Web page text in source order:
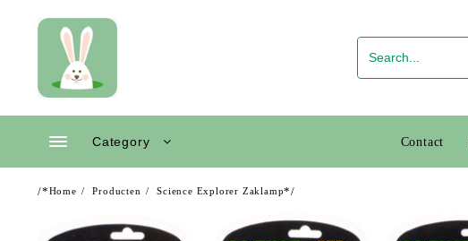
Category Contact
/*Home Producten Science Explorer Zaklamp*/